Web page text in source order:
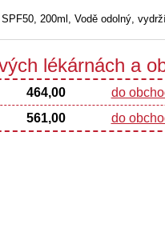
200ml, Vodě odolný,
lékárnách a
464,00
do
561,00 do